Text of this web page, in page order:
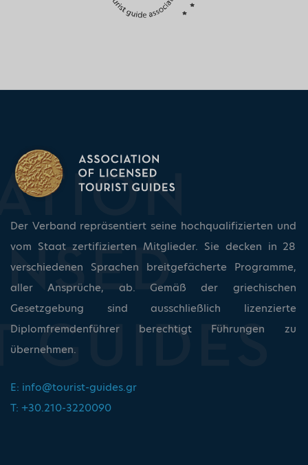
Der Verband repräsentiert seine hochqualifizierten und
vom Staat zertifizierten Mitglieder. Sie decken in 28
verschiedenen Sprachen breitgefächerte Programme,
aller Ansprüche, ab. Gemäß der griechischen
Gesetzgebung sind ausschließlich lizenzierte
Diplomfremdenführer berechtigt Führungen zu
übernehmen.
E: info@tourist-guides.gr
T: +30.210-3220090